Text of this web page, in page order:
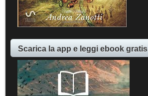
Scarica la app e leggi ebook gratis